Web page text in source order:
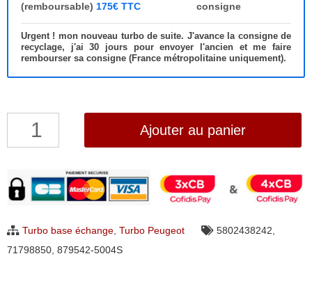
(remboursable) 175€ TTC
consigne
Urgent ! mon nouveau turbo de suite. J'avance la consigne de
recyclage, j'ai 30 jours pour envoyer l'ancien et me faire
rembourser sa consigne (France métropolitaine uniquement).
quantité
Peugeot
Boxer
HDi
Ajouter au panier
Turbo base échange, Turbo Peugeot 5802438242,
71798850, 879542-5004S